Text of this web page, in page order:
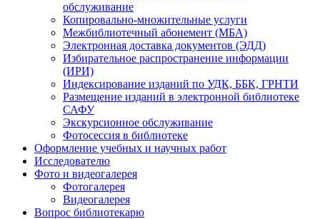
обслуживание
Копировально-множительные услуги
Межбиблиотечный абонемент (МБА)
Электронная доставка документов (ЭДД)
Избирательное распространение информации
(ИРИ)
Индексирование изданий по УДК, ББК, ГРНТИ
Размещение изданий в электронной библиотеке
САФУ
Экскурсионное обслуживание
Фотосессия в библиотеке
Оформление учебных и научных работ
Исследователю
Фото и видеогалерея
Фотогалерея
Видеогалерея
Вопрос библиотекарю